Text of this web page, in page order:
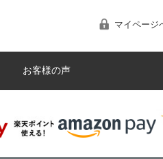
マイページ
お客様の声